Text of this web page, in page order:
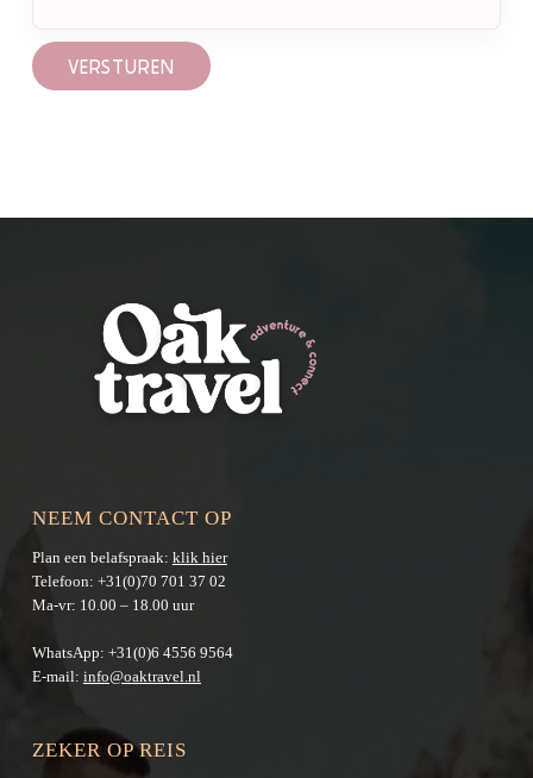
VERSTUREN
NEEM CONTACT OP
Plan een belafspraak: klik hier
Telefoon: +31(0)70 701 37 02
Ma-vr: 10.00 – 18.00 uur
WhatsApp: +31(0)6 4556 9564
E-mail: info@oaktravel.nl
ZEKER OP REIS